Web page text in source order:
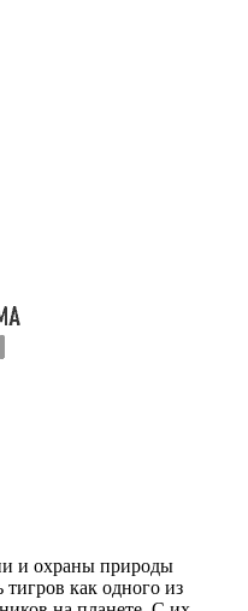
и охраны природы
как одного из